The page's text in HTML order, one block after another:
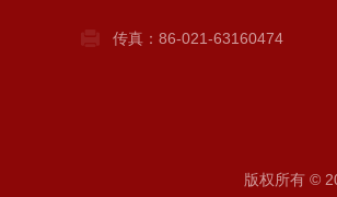
传真：86-021-63160474
版权所有 ©